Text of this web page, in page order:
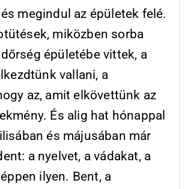
megindul az épületek felé.
miközben sorba
épületébe vittek, a
vallani, a
az, amit elkövettünk az
És alig hat hónappal
és májusában már
a nyelvet, a vádakat, a
ilyen. Bent, a